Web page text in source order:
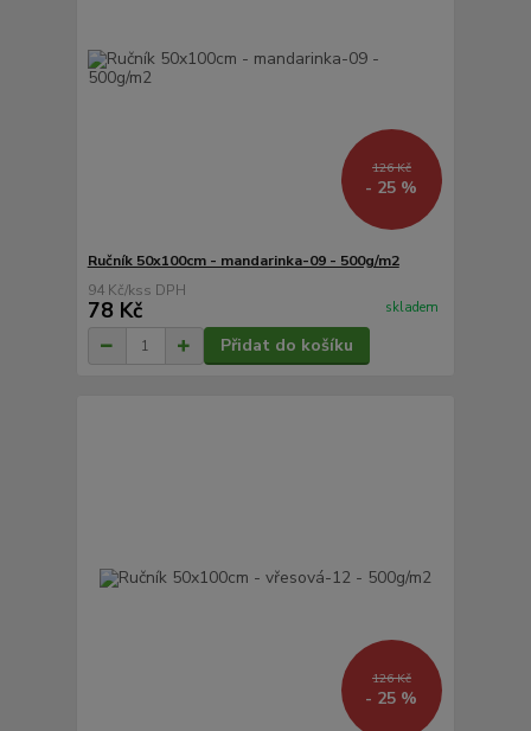
126 Kč
- 25 %
Ručník 50x100cm - mandarinka-09 - 500g/m2
94 Kč/ks
78 Kč skladem
Přidat do košíku
126 Kč
- 25 %